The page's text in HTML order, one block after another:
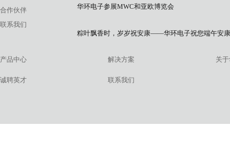
合作伙伴
联系我们
华环电子参展MWC和亚欧博览会
粽叶飘香时，岁岁祝安康——华环电子祝您端午安康
产品中心 解决方案 关
诚聘英才 联系我们